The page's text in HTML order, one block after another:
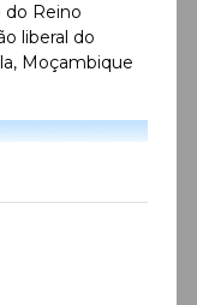
do Reino
liberal do
Moçambique